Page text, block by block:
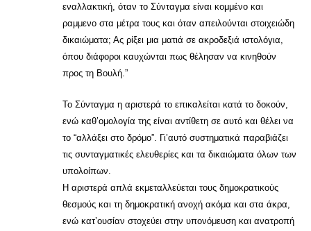
εναλλακτική, όταν το Σύνταγμα είναι κομμένο και
ραμμενο στα μέτρα τους και όταν απειλούνται στοιχειώδη
δικαιώματα; Ας ρίξει μια ματιά σε ακροδεξιά ιστολόγια,
όπου διάφοροι καυχώνται πως θέλησαν να κινηθούν
προς τη Βουλή.”
Το Σύνταγμα η αριστερά το επικαλείται κατά το δοκούν,
ενώ καθ’ομολογία της είναι αντίθετη σε αυτό και θέλει να
το “αλλάξει στο δρόμο”. Γι’αυτό συστηματικά παραβιάζει
τις συνταγματικές ελευθερίες και τα δικαιώματα όλων των
υπολοίπων.
Η αριστερά απλά εκμεταλλεύεται τους δημοκρατικούς
θεσμούς και τη δημοκρατική ανοχή ακόμα και στα άκρα,
ενώ κατ’ουσίαν στοχεύει στην υπονόμευση και ανατροπή